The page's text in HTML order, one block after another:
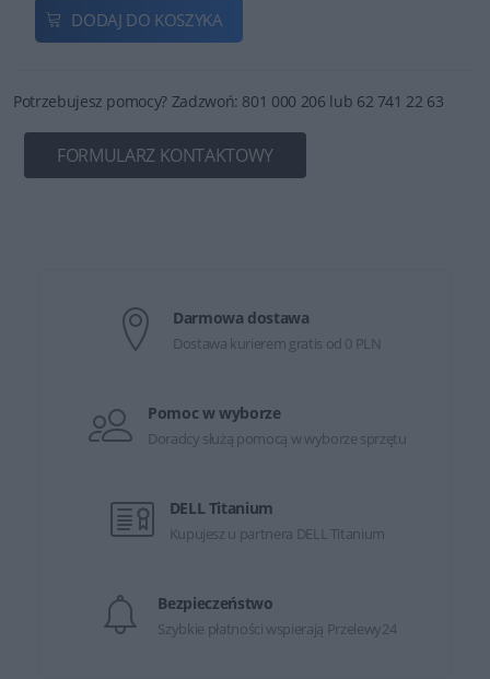
DODAJ DO KOSZYKA
Potrzebujesz pomocy? Zadzwoń: 801 000 206 lub 62 741 22 63
FORMULARZ KONTAKTOWY
Darmowa dostawa
Dostawa kurierem gratis od 0 PLN
Pomoc w wyborze
Doradcy służą pomocą w wyborze sprzętu
DELL Titanium
Kupujesz u partnera DELL Titanium
Bezpieczeństwo
Szybkie płatności wspierają Przelewy24